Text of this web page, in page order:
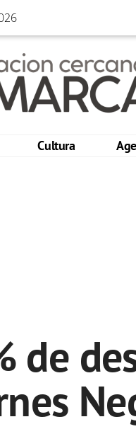
Cultura
de